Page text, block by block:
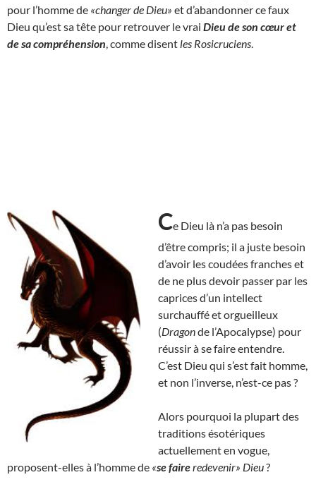
pour l’homme de «changer de Dieu» et d’abandonner ce faux
Dieu qu’est sa tête pour retrouver le vrai Dieu de son cœur et
de sa compréhension , comme disent les Rosicruciens
Ce Dieu là n’a pas besoin
d’être compris; il a juste besoin
d’avoir les coudées franches et
de ne plus devoir passer par les
caprices d’un intellect
surchauffé et orgueilleux
(Dragonde l’Apocalypse) pour
réussir à se faire entendre.
C’est Dieu qui s’est fait homme,
et non l’inverse, n’est-ce pas ?
Alors pourquoi la plupart des
traditions ésotériques
actuellement en vogue,
proposent-elles à l’homme de «se faireredevenir» Dieu?